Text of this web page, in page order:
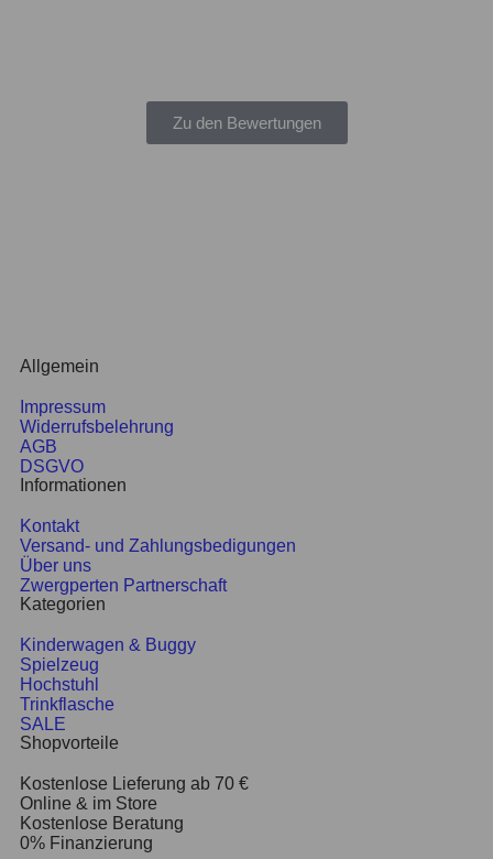
Zu den Bewertungen
Allgemein
Impressum
Widerrufsbelehrung
AGB
DSGVO
Informationen
Kontakt
Versand- und Zahlungsbedigungen
Über uns
Zwergperten Partnerschaft
Kategorien
Kinderwagen & Buggy
Spielzeug
Hochstuhl
Trinkflasche
SALE
Shopvorteile
Kostenlose Lieferung ab 70 €
Online & im Store
Kostenlose Beratung
0% Finanzierung